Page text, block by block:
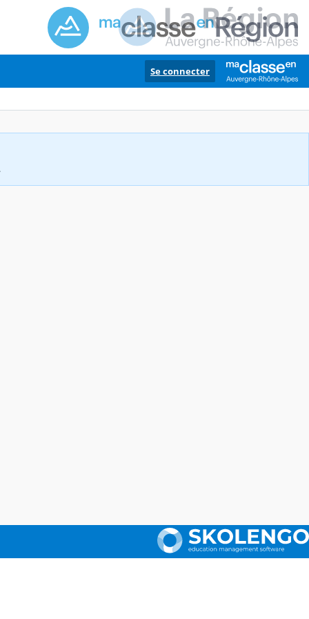
Se connecter